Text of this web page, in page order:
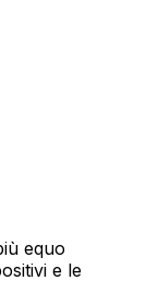
equo
e le